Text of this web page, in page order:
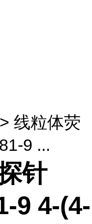
> 线粒体荧
9 ...
针
9 4-(4-